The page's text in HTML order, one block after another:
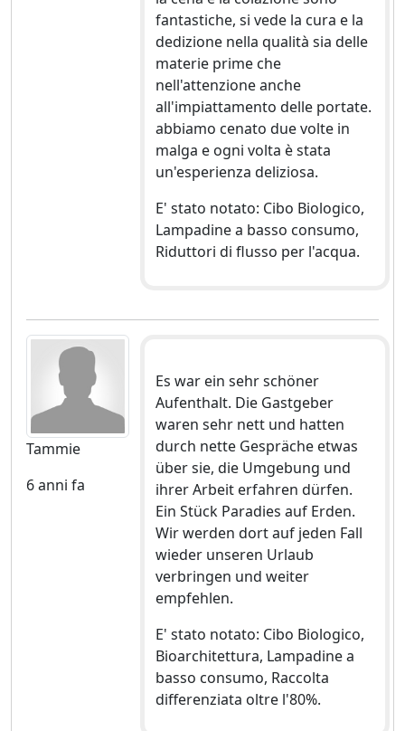
fantastiche, si vede la cura e la
dedizione nella qualità sia delle
materie prime che
nell'attenzione anche
all'impiattamento delle portate.
abbiamo cenato due volte in
malga e ogni volta è stata
un'esperienza deliziosa.
E' stato notato: Cibo Biologico,
Lampadine a basso consumo,
Riduttori di flusso per l'acqua.
Tammie
6 anni fa
Es war ein sehr schöner
Aufenthalt. Die Gastgeber
waren sehr nett und hatten
durch nette Gespräche etwas
über sie, die Umgebung und
ihrer Arbeit erfahren dürfen.
Ein Stück Paradies auf Erden.
Wir werden dort auf jeden Fall
wieder unseren Urlaub
verbringen und weiter
empfehlen.
E' stato notato: Cibo Biologico,
Bioarchitettura, Lampadine a
basso consumo, Raccolta
differenziata oltre l'80%.